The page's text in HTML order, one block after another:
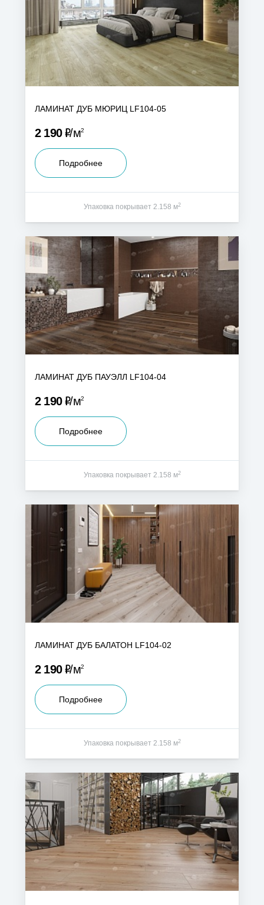
ЛАМИНАТ ДУБ МЮРИЦ LF104-05
2 190Р м2
Подробнее
Упаковка покрывает 2.158 м2
ЛАМИНАТ ДУБ ПАУЭЛЛ LF104-04
2 190Р м2
Подробнее
Упаковка покрывает 2.158 м2
ЛАМИНАТ ДУБ БАЛАТОН LF104-02
2 190Р м2
Подробнее
Упаковка покрывает 2.158 м2